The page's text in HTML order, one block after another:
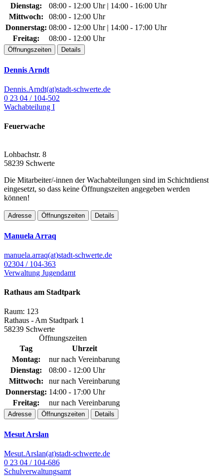
Dienstag:
08:00 - 12:00 Uhr | 14:00 - 16:00 Uhr
Mittwoch:
08:00 - 12:00 Uhr
Donnerstag: 08:00 - 12:00 Uhr | 14:00 - 17:00 Uhr
Freitag:
08:00 - 12:00 Uhr
Öffnungszeiten Details
Dennis Arndt
Dennis.Arndt(at)stadt-schwerte.de
0 23 04 / 104-502
Wachabteilung I
Feuerwache
Lohbachstr. 8
58239 Schwerte
Die Mitarbeiter/-innen der Wachabteilungen sind im Schichtdienst
eingesetzt, so dass keine Öffnungszeiten angegeben werden
können!
Adresse Öffnungszeiten Details
Manuela Arraq
manuela.arraq(at)stadt-schwerte.de
02304 / 104-363
Verwaltung Jugendamt
Rathaus am Stadtpark
Raum: 123
Rathaus - Am Stadtpark 1
58239 Schwerte
Öffnungszeiten
Tag
Uhrzeit
Montag:
nur nach Vereinbarung
Dienstag:
08:00 - 12:00 Uhr
Mittwoch:
nur nach Vereinbarung
Donnerstag: 14:00 - 17:00 Uhr
Freitag:
nur nach Vereinbarung
Adresse Öffnungszeiten Details
Mesut Arslan
Mesut.Arslan(at)stadt-schwerte.de
0 23 04 / 104-686
Schulverwaltungsamt